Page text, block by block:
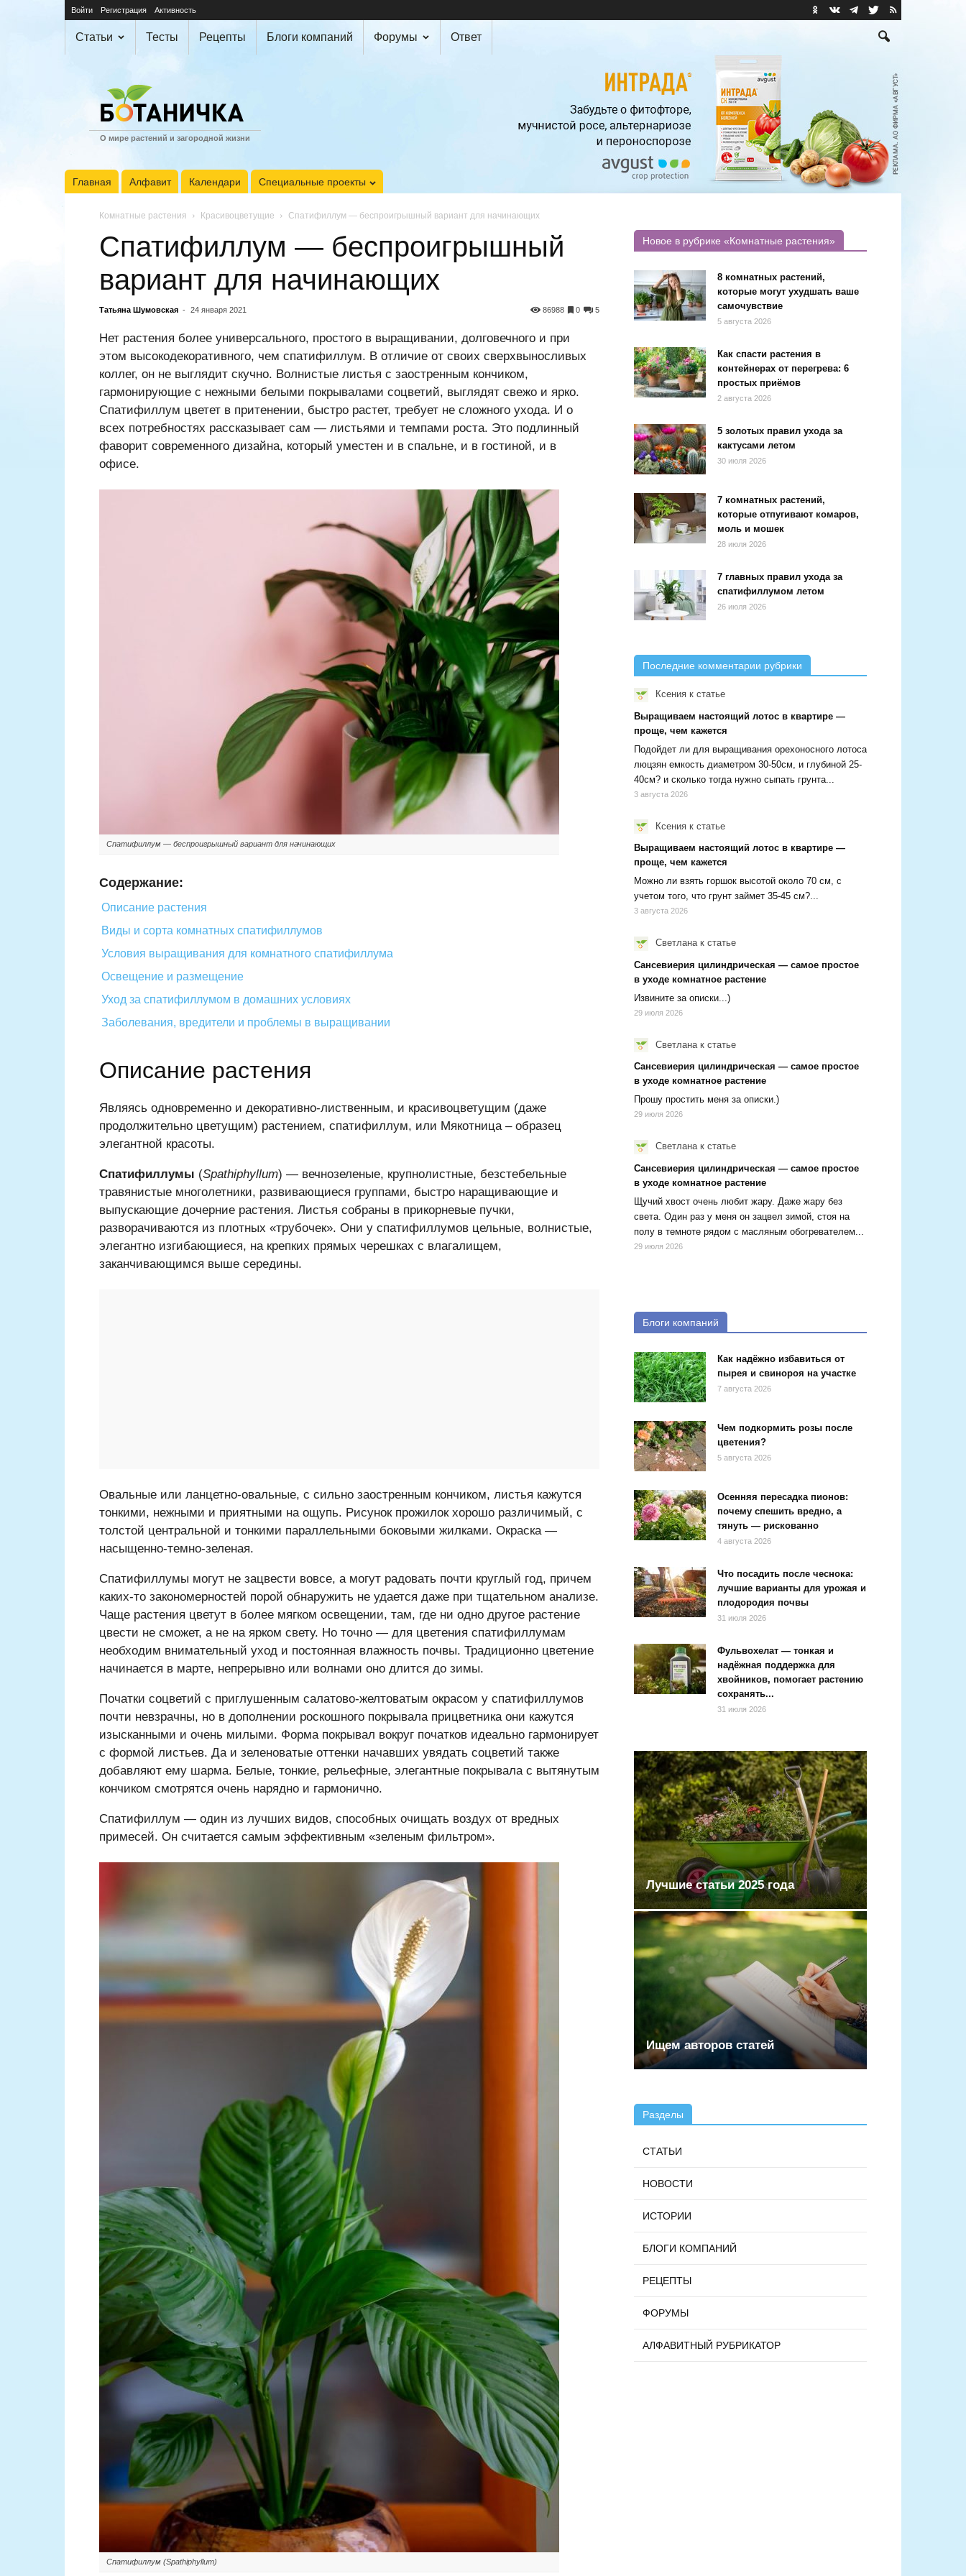
Войти Регистрация Активность
Статьи Тесты Рецепты Блоги компаний Форумы Ответ
О мире растений и загородной жизни
Главная Алфавит Календари Специальные проекты
Комнатные растения Красивоцветущие Спатифиллум — беспроигрышный вариант для начинающих
Спатифиллум — беспроигрышный
вариант для начинающих
Татьяна Шумовская - 24 января 2021 5
0
86988
Нет растения более универсального, простого в выращивании, долговечного и при
этом высокодекоративного, чем спатифиллум. В отличие от своих сверхвыносливых
коллег, он не выглядит скучно. Волнистые листья с заостренным кончиком,
гармонирующие с нежными белыми покрывалами соцветий, выглядят свежо и ярко.
Спатифиллум цветет в притенении, быстро растет, требует не сложного ухода. И о
всех потребностях рассказывает сам — листьями и темпами роста. Это подлинный
фаворит современного дизайна, который уместен и в спальне, и в гостиной, и в
офисе.
Спатифиллум — беспроигрышный вариант для начинающих
Содержание:
Описание растения
Виды и сорта комнатных спатифиллумов
Условия выращивания для комнатного спатифиллума
Освещение и размещение
Уход за спатифиллумом в домашних условиях
Заболевания, вредители и проблемы в выращивании
Описание растения
Являясь одновременно и декоративно-лиственным, и красивоцветущим (даже
продолжительно цветущим) растением, спатифиллум, или Мякотница – образец
элегантной красоты.
Спатифиллумы (Spathiphyllum) — вечнозеленые, крупнолистные, безстебельные
травянистые многолетники, развивающиеся группами, быстро наращивающие и
выпускающие дочерние растения. Листья собраны в прикорневые пучки,
разворачиваются из плотных «трубочек». Они у спатифиллумов цельные, волнистые,
элегантно изгибающиеся, на крепких прямых черешках с влагалищем,
заканчивающимся выше середины.
Овальные или ланцетно-овальные, с сильно заостренным кончиком, листья кажутся
тонкими, нежными и приятными на ощупь. Рисунок прожилок хорошо различимый, с
толстой центральной и тонкими параллельными боковыми жилками. Окраска —
насыщенно-темно-зеленая.
Спатифиллумы могут не зацвести вовсе, а могут радовать почти круглый год, причем
каких-то закономерностей порой обнаружить не удается даже при тщательном анализе.
Чаще растения цветут в более мягком освещении, там, где ни одно другое растение
цвести не сможет, а не на ярком свету. Но точно — для цветения спатифиллумам
необходим внимательный уход и постоянная влажность почвы. Традиционно цветение
начинается в марте, непрерывно или волнами оно длится до зимы.
Початки соцветий с приглушенным салатово-желтоватым окрасом у спатифиллумов
почти невзрачны, но в дополнении роскошного покрывала прицветника они кажутся
изысканными и очень милыми. Форма покрывал вокруг початков идеально гармонирует
с формой листьев. Да и зеленоватые оттенки начавших увядать соцветий также
добавляют ему шарма. Белые, тонкие, рельефные, элегантные покрывала с вытянутым
кончиком смотрятся очень нарядно и гармонично.
Спатифиллум — один из лучших видов, способных очищать воздух от вредных
примесей. Он считается самым эффективным «зеленым фильтром».
Спатифиллум (Spathiphyllum)
Новое в рубрике «Комнатные растения»
8 комнатных растений,
которые могут ухудшать ваше
самочувствие
5 августа 2026
Как спасти растения в
контейнерах от перегрева: 6
простых приёмов
2 августа 2026
5 золотых правил ухода за
кактусами летом
30 июля 2026
7 комнатных растений,
которые отпугивают комаров,
моль и мошек
28 июля 2026
7 главных правил ухода за
спатифиллумом летом
26 июля 2026
Последние комментарии рубрики
Ксения к статье
Выращиваем настоящий лотос в квартире —
проще, чем кажется
Подойдет ли для выращивания орехоносного лотоса
люцзян емкость диаметром 30-50см, и глубиной 25-
40см? и сколько тогда нужно сыпать грунта...
3 августа 2026
Ксения к статье
Выращиваем настоящий лотос в квартире —
проще, чем кажется
Можно ли взять горшок высотой около 70 см, с
учетом того, что грунт займет 35-45 см?...
3 августа 2026
Светланак статье
Сансевиерия цилиндрическая — самое простое
в уходе комнатное растение
Извините за описки...)
29 июля 2026
Светлана к статье
Сансевиерия цилиндрическая — самое простое
в уходе комнатное растение
Прошу простить меня за описки.)
29 июля 2026
Светланак статье
Сансевиерия цилиндрическая — самое простое
в уходе комнатное растение
Щучий хвост очень любит жару. Даже жару без
света. Один раз у меня он зацвел зимой, стоя на
полу в темноте рядом с масляным обогревателем...
29 июля 2026
Блоги компаний
Как надёжно избавиться от
пырея и свинороя на участке
7 августа 2026
Чем подкормить розы после
цветения?
5 августа 2026
Осенняя пересадка пионов:
почему спешить вредно, а
тянуть — рискованно
4 августа 2026
Что посадить после чеснока:
лучшие варианты для урожая и
плодородия почвы
31 июля 2026
Фульвохелат — тонкая и
надёжная поддержка для
хвойников, помогает растению
сохранять...
31 июля 2026
Лучшие статьи 2025 года
Ищем авторов статей
Разделы
СТАТЬИ
НОВОСТИ
ИСТОРИИ
БЛОГИ КОМПАНИЙ
РЕЦЕПТЫ
ФОРУМЫ
АЛФАВИТНЫЙ РУБРИКАТОР